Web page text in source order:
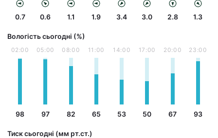
0.7 0.6 1.1 1.9 3.4 3.0 2.8 1.3
Вологість сьогодні (%)
02:00
98
05:00
97
08:00
82
11:00
65
14:00
53
17:00
50
20:00
67
23:00
93
Тиск сьогодні (мм рт.ст.)